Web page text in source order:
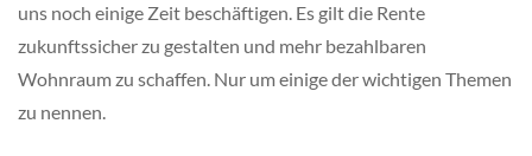
uns noch einige Zeit beschäftigen. Es gilt die Rente
zukunftssicher zu gestalten und mehr bezahlbaren
Wohnraum zu schaffen. Nur um einige der wichtigen Themen
zu nennen.